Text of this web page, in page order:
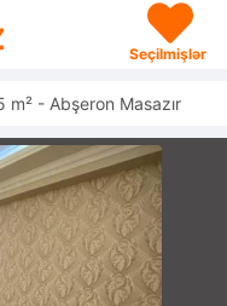
Seçilmişlər
m² - Abşeron Masazır